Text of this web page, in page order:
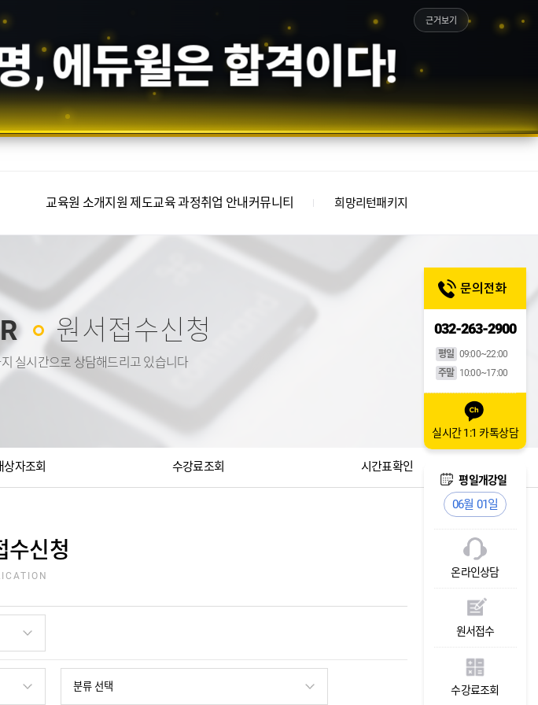
,에듀윌은 합격이다!
근거보기
교육원 소개지원 제도교육 과정취업 안내 커뮤니티 희망리턴패키지
원서접수신청
실시간으로 상담해드리고 있습니다
상자조회 수강료조회 시간표확인
수신청
032-263-2900
평일 09:00~22:00
주말 10:00~17:00
실시간 1:1 카톡상담
주말개강일
05월 30일
온라인상담
원서접수
수강료조회